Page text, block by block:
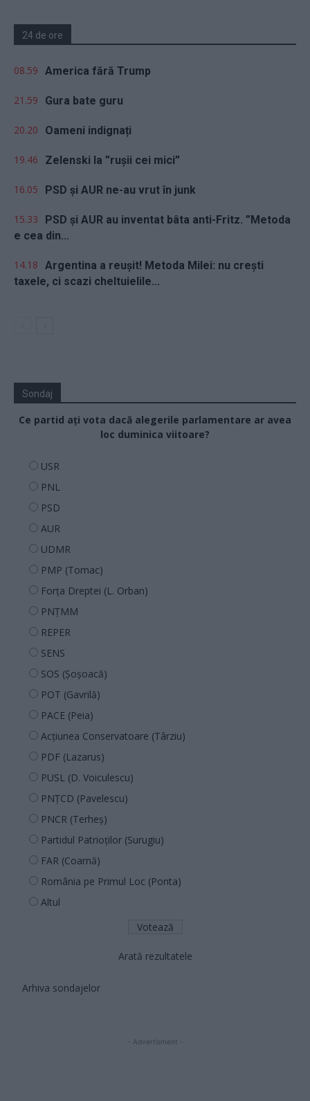
24 de ore
08.59 America fără Trump
21.59 Gura bate guru
20.20 Oameni indignați
19.46 Zelenski la ”rușii cei mici”
16.05 PSD și AUR ne-au vrut în junk
15.33
PSD și AUR au inventat bâta anti-Fritz. ”Metoda
e cea din...
14.18 Argentina a reușit! Metoda Milei: nu crești
taxele, ci scazi cheltuielile...
Sondaj
Ce partid ați vota dacă alegerile parlamentare ar avea
loc duminica viitoare?
USR
PNL
PSD
AUR
UDMR
PMP (Tomac)
Forța Dreptei (L. Orban)
PNȚMM
REPER
SENS
SOS (Șoșoacă)
POT (Gavrilă)
PACE (Peia)
Acțiunea Conservatoare (Târziu)
PDF (Lazarus)
PUSL (D. Voiculescu)
PNȚCD (Pavelescu)
PNCR (Terheș)
Partidul Patrioților (Surugiu)
FAR (Coarnă)
România pe Primul Loc (Ponta)
Altul
Arată rezultatele
Arhiva sondajelor
- Advertisment -